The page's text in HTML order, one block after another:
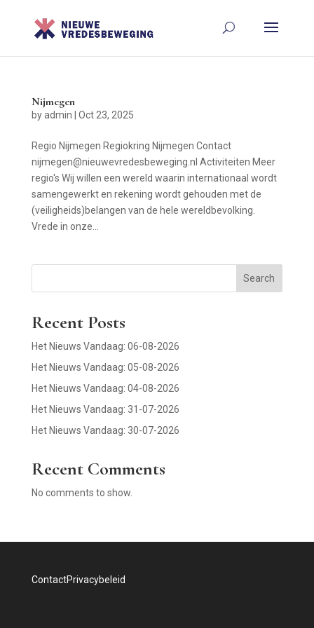
Nijmegen
byadmin Oct 23, 2025
Regio Nijmegen Regiokring Nijmegen Contact
nijmegen@nieuwevredesbeweging.nl Activiteiten Meer
regio's Wij willen een wereld waarin internationaal wordt
samengewerkt en rekening wordt gehouden met de
(veiligheids)belangen van de hele wereldbevolking.
Vrede in onze...
Search
Recent Posts
Het Nieuws Vandaag: 06-08-2026
Het Nieuws Vandaag: 05-08-2026
Het Nieuws Vandaag: 04-08-2026
Het Nieuws Vandaag: 31-07-2026
Het Nieuws Vandaag: 30-07-2026
Recent Comments
No comments to show.
ContactPrivacybeleid